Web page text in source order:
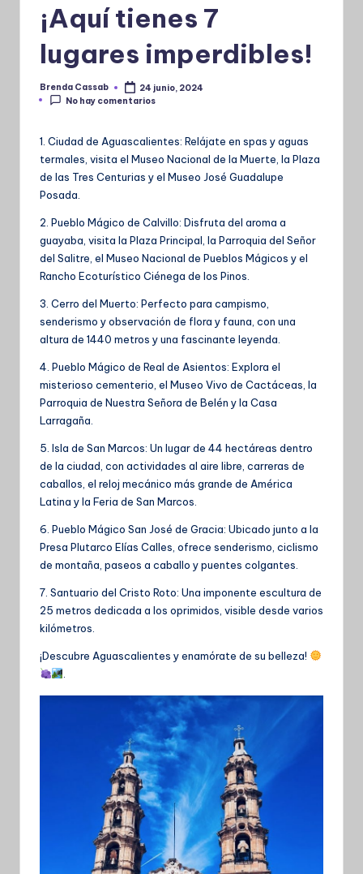
¡Aquí tienes 7
lugares imperdibles!
Publicado
por
Brenda Cassab
24 junio, 2024
No hay comentarios
1. Ciudad de Aguascalientes: Relájate en spas y aguas
termales, visita el Museo Nacional de la Muerte, la Plaza
de las Tres Centurias y el Museo José Guadalupe
Posada.
2. Pueblo Mágico de Calvillo: Disfruta del aroma a
guayaba, visita la Plaza Principal, la Parroquia del Señor
del Salitre, el Museo Nacional de Pueblos Mágicos y el
Rancho Ecoturístico Ciénega de los Pinos.
3. Cerro del Muerto: Perfecto para campismo,
senderismo y observación de flora y fauna, con una
altura de 1440 metros y una fascinante leyenda.
4. Pueblo Mágico de Real de Asientos: Explora el
misterioso cementerio, el Museo Vivo de Cactáceas, la
Parroquia de Nuestra Señora de Belén y la Casa
Larragaña.
5. Isla de San Marcos: Un lugar de 44 hectáreas dentro
de la ciudad, con actividades al aire libre, carreras de
caballos, el reloj mecánico más grande de América
Latina y la Feria de San Marcos.
6. Pueblo Mágico San José de Gracia: Ubicado junto a la
Presa Plutarco Elías Calles, ofrece senderismo, ciclismo
de montaña, paseos a caballo y puentes colgantes.
7. Santuario del Cristo Roto: Una imponente escultura de
25 metros dedicada a los oprimidos, visible desde varios
kilómetros.
¡Descubre Aguascalientes y enamórate de su belleza!